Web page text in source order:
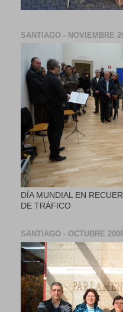
SANTIAGO - NOVIEMBRE
DÍA MUNDIAL EN
DE TRÁFICO
SANTIAGO - OCTUBRE